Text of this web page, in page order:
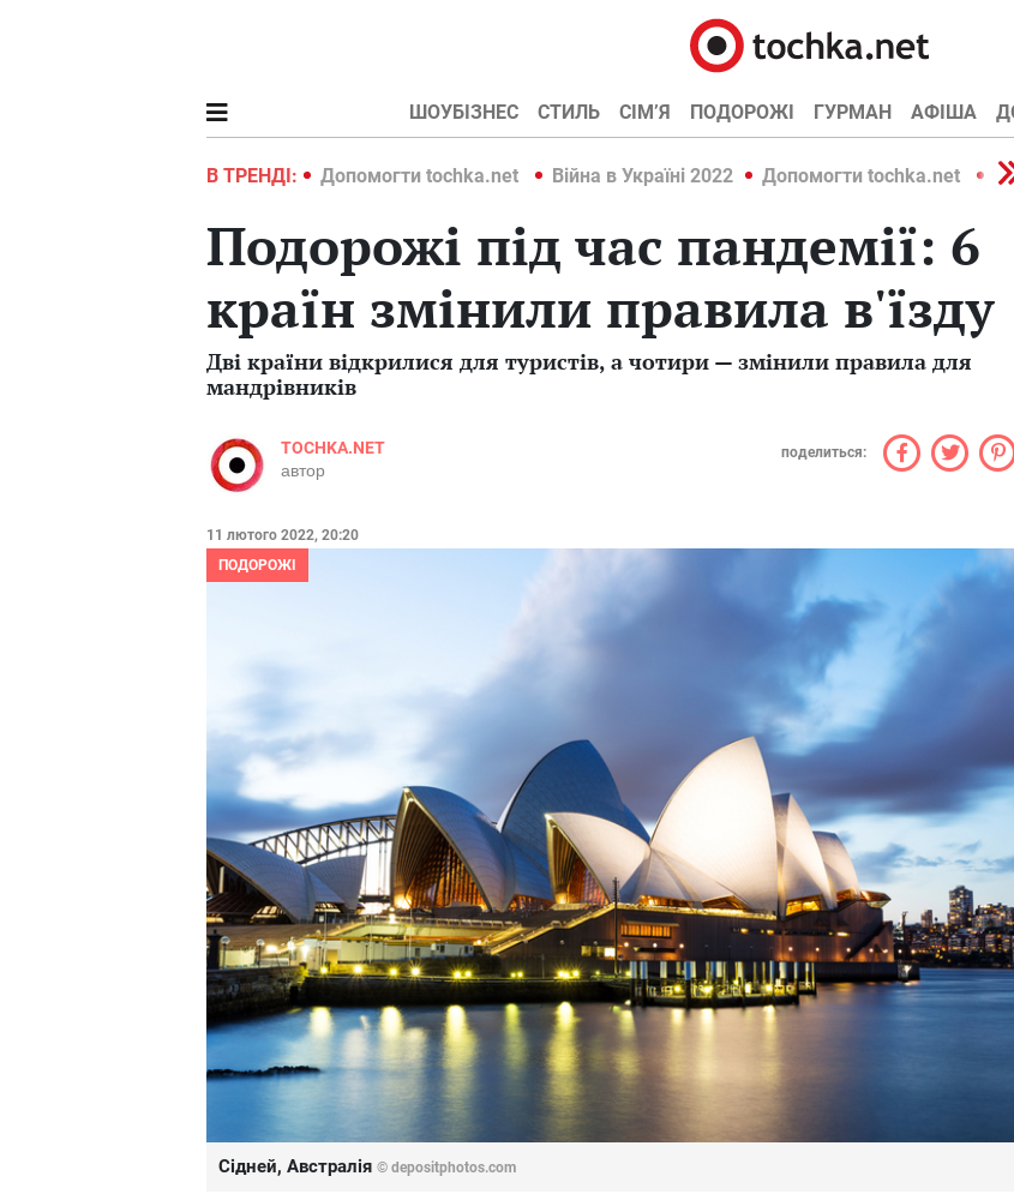
ШОУБІЗНЕС СТИЛЬ СІМ’Я ПОДОРОЖІ ГУРМАН АФІША
В ТРЕНДІ:
Війна в Україні 2022 Допомогти tochka.net Війна в Україні 2022 Допомогти tochka.net
Подорожі під час пандемії: 6
країн змінили правила в'їзду
Дві країни відкрилися для туристів, а чотири — змінили правила для
мандрівників
TOCHKA.NET
автор
поделиться:
11 лютого 2022, 20:20
ПОДОРОЖІ
Сідней, Австралія © depositphotos.com